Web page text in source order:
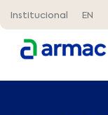
Institucional EN